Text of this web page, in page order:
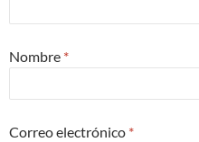
Nombre *
Correo electrónico *